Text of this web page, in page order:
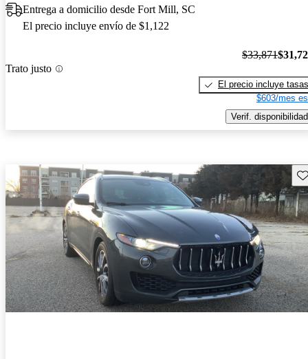
Entrega a domicilio desde Fort Mill, SC
El precio incluye envío de $1,122
Trato justo
$33,871
El precio incluye tasas
$603/mes
Verif. disponibilidad